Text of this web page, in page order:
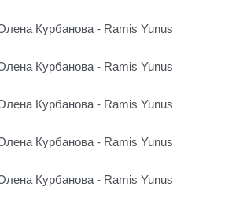
Курбанова - Ramis Yunus
Курбанова - Ramis Yunus
Курбанова - Ramis Yunus
Курбанова - Ramis Yunus
Курбанова - Ramis Yunus